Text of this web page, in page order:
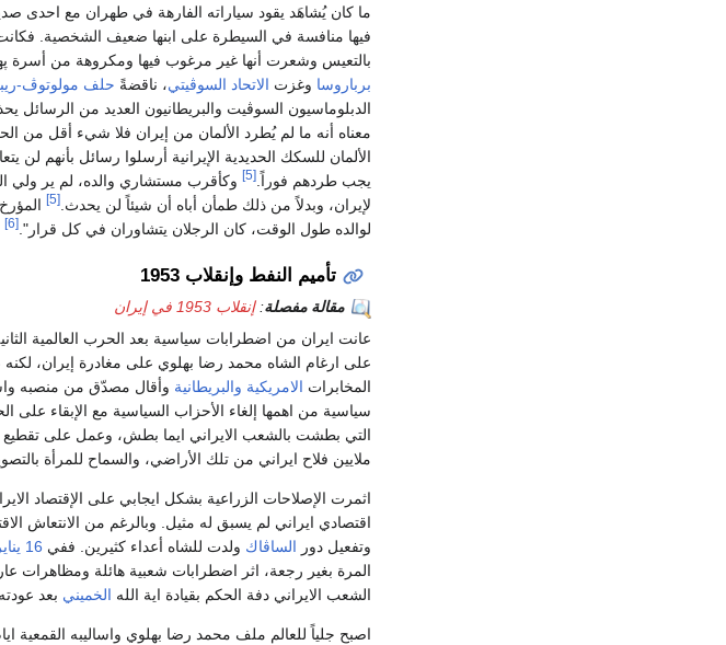
ما كان يُشاهَد يقود سياراته الفارهة في طهران مع احدى
فيها منافسة في السيطرة على ابنها ضعيف الشخصية.
بالتعيس وشعرت أنها غير مرغوب فيها ومكروهة من أسرة
برباروسا وغزت الاتحاد السوڤيتي، ناقضةً حلف مولوتوڤ-
الدبلوماسيون السوڤيت والبريطانيون العديد من الرسائل
معناه أنه ما لم يُطرد الألمان من إيران فلا شيء أقل من
الألمان للسكك الحديدية الإيرانية أرسلوا رسائل بأنهم لن
يجب طردهم فوراً. [5]
وكأقرب مستشاري والده، لم ير ولي
لإيران، وبدلاً من ذلك طمأن أباه أن شيئاً لن يحدث. [5]
لوالده طول الوقت، كان الرجلان يتشاوران في كل قرار". [6]
تأميم النفط وإنقلاب 1953
مقالة مفصلة:إنقلاب 1953 في إيران
عانت ايران من اضطرابات سياسية بعد الحرب العالمية
على ارغام الشاه محمد رضا بهلوي على مغادرة إيران، لكنه
المخابرات الامريكية والبريطانية وأقال مصدّق من منصبه
سياسية من اهمها إلغاء الأحزاب السياسية مع الإبقاء على
ملايين فلاح ايراني من تلك الأراضي، والسماح للمرأة
اثمرت الإصلاحات الزراعية بشكل ايجابي على الإقتصاد
اقتصادي ايراني لم يسبق له مثيل. وبالرغم من الانتعاش
وتفعيل دور الساڤاك ولدت للشاه أعداء كثيرين. ففي 16 يناير
المرة بغير رجعة، اثر اضطرابات شعبية هائلة ومظاهرات
الشعب الايراني دفة الحكم بقيادة اية الله الخميني بعد
اصبح جلياً للعالم ملف محمد رضا بهلوي واساليبه القمعية